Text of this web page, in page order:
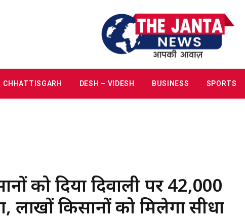
CHHATTISGARH DESH – VIDESH BUSINESS SPORTS
को दिया दिवाली पर ₹42,000
लाखों किसानों को मिलेगा सीधा